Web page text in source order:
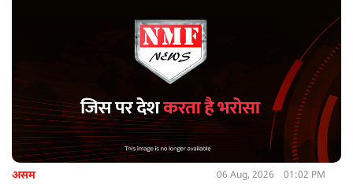
असम 06 Aug, 2026 01:02 PM